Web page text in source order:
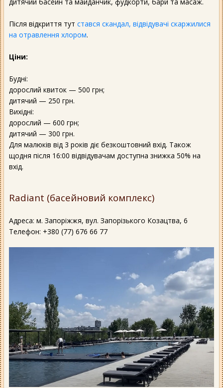
Після відкриття тут стався скандал, відвідувачі скаржилися
на отравлення хлором.
Ціни:
Будні:
дорослий квиток — 500 грн;
дитячий — 250 грн.
Вихідні:
дорослий — 600 грн;
дитячий — 300 грн.
Для малюків від 3 років діє безкоштовний вхід. Також
щодня після 16:00 відвідувачам доступна знижка 50% на
вхід.
Radiant (басейновий комплекс)
Адреса: м. Запоріжжя, вул. Запорізького Козацтва, 6
Телефон: +380 (77) 676 66 77